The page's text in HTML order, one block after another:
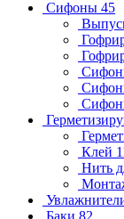
Сифоны 45
Клей
Нить
Баки 82